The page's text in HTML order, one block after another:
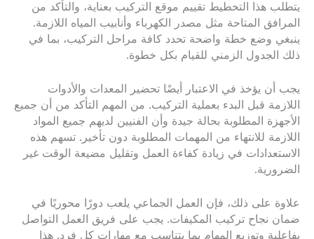
يتطلب هذا التخطيط تقييم موقع التركيب بعناية، والتأكد من
المرافق المتاحة مثل مصدر الكهرباء وأنابيب المياه اللازمة.
ينبغي وضع خطة واضحة تحدد كافة مراحل التركيب، بما في
ذلك الجدول الزمني للقيام بكل خطوة.
يجب أن يؤخذ في الاعتبار أيضًا تحضير المعدات والأدوات
اللازمة قبل البدء بعملية التركيب. من المهم التأكد من أن جميع
الأجهزة المطلوبة بحالة جيدة وأن الفنيين لديهم جميع المواد
اللازمة للانتهاء من المهمات المطلوبة دون تأخير. تسهم هذه
الاستعدادات في زيادة كفاءة العمل وتقليل مضيعة الوقت غير
الضرورية.
علاوة على ذلك، فإن العمل الجماعي يلعب دورًا محوريًا في
ضمان نجاح تركيب المكيفات. يجب على فريق العمل التواصل
بفاعلية وتوزيع المهام بما يتناسب مع مهارات كل فرد. هذا